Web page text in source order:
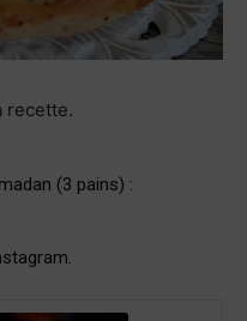
recette.
(3 pains) :
.